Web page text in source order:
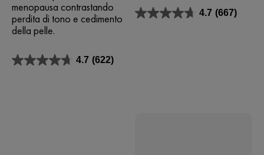
menopausa contrastando
perdita di tono e cedimento
della pelle.
4.7 (622)
4.7
4.7 (667)
4.7